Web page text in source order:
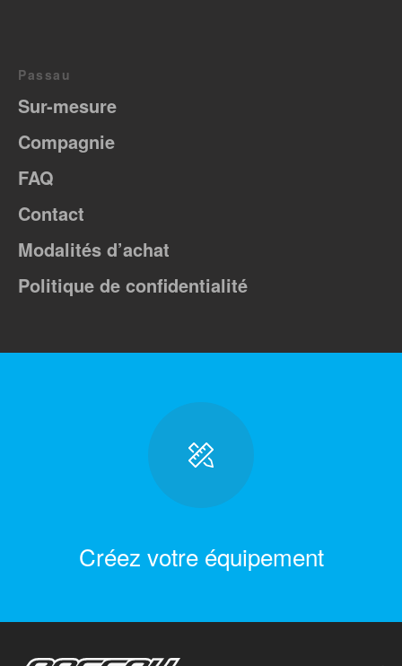
Passau
Sur-mesure
Compagnie
FAQ
Contact
Modalités d’achat
Politique de confidentialité
Créez votre équipement